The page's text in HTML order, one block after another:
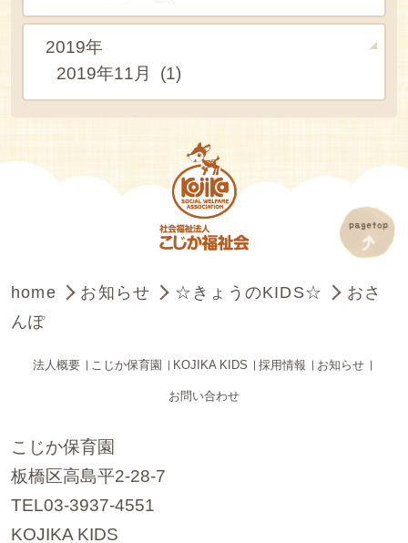
2019年
2019年11月 (1)
home お知らせ ☆きょうのKIDS☆
おさ
んぽ
法人概要 こじか保育園 KOJIKA KIDS 採用情報 お知らせ
お問い合わせ
こじか保育園
板橋区高島平2-28-7
TEL03-3937-4551
KOJIKA KIDS